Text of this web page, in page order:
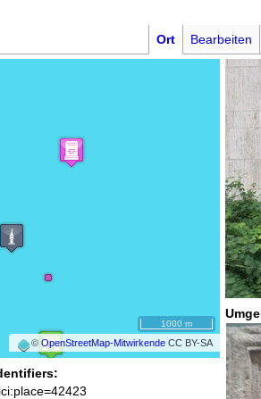
Ort Bearbeiten
©OpenStreetMap-Mitwirkende CC BY-SA
1000 m